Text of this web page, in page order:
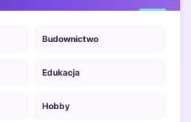
Budownictwo
Edukacja
Hobby